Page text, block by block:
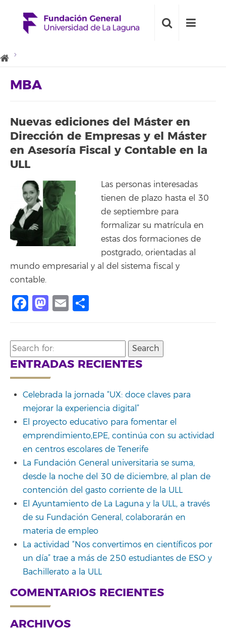
MBA
Nuevas ediciones del Máster en
Dirección de Empresas y el Máster
en Asesoría Fiscal y Contable en la
ULL
Las personas interesadas
tienen de plazo hasta el 30
de septiembre para
formalizar su matrícula en
estas dos formaciones de
postgrado, orientadas al
mundo empresarial y al del sistema fiscal y
contable.
Facebook
Mastodon
Email
Search
for:
ENTRADAS RECIENTES
Celebrada la jornada “UX: doce claves para
mejorar la experiencia digital”
El proyecto educativo para fomentar el
emprendimiento,EPE, continúa con su actividad
en centros escolares de Tenerife
La Fundación General universitaria se suma,
desde la noche del 30 de diciembre, al plan de
contención del gasto corriente de la ULL
El Ayuntamiento de La Laguna y la ULL, a través
de su Fundación General, colaborarán en
materia de empleo
La actividad “Nos convertimos en científicos por
un día” trae a más de 250 estudiantes de ESO y
Bachillerato a la ULL
COMENTARIOS RECIENTES
ARCHIVOS